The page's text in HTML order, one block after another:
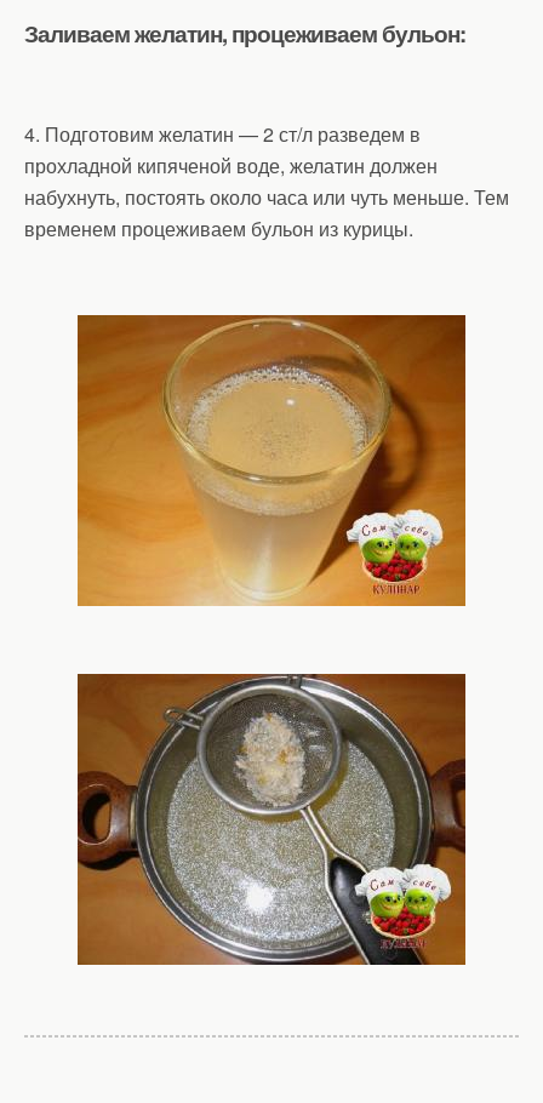
Заливаем желатин, процеживаем бульон:
4. Подготовим желатин — 2 ст/л разведем в
прохладной кипяченой воде, желатин должен
набухнуть, постоять около часа или чуть меньше. Тем
временем процеживаем бульон из курицы.